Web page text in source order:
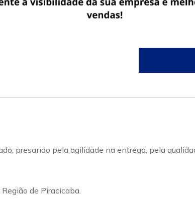
presando pela agilidade na entrega, pela
de Piracicaba.